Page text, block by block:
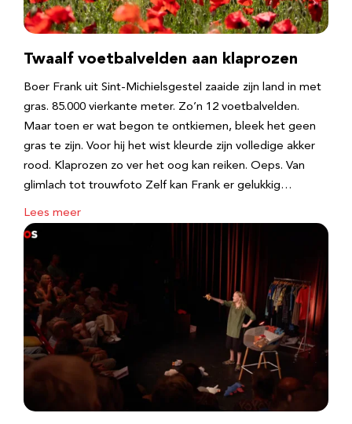
Twaalf voetbalvelden aan klaprozen
Boer Frank uit Sint-Michielsgestel zaaide zijn land in met
gras. 85.000 vierkante meter. Zo’n 12 voetbalvelden.
Maar toen er wat begon te ontkiemen, bleek het geen
gras te zijn. Voor hij het wist kleurde zijn volledige akker
rood. Klaprozen zo ver het oog kan reiken. Oeps. Van
glimlach tot trouwfoto Zelf kan Frank er gelukkig…
Lees meer